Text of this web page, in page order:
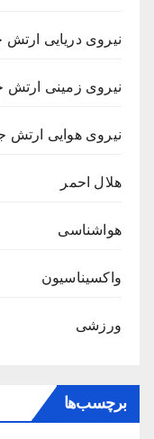
نیروی دریایی
نیروی زمینی ارتش
نیروی هوایی ارتش
هلال احمر
هواشناسی
واکسیناسیون
ورزشی
برچسب‌ها